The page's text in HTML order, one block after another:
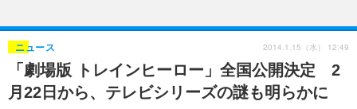
ゲーム グッズ
イベント 海外
海外イベント ビジネス
俳優・タレント アーティスト
ビジネス
アニメ 実写
書評 イベント
動画
「劇場版 トレインヒーロー」全国公開決定 2
月22日から、テレビシリーズの謎も明らかに
ニュース 2014.1.15（水） 12:49